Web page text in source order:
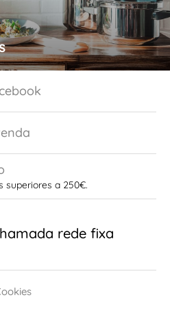
superiores a 250€.
rede fixa